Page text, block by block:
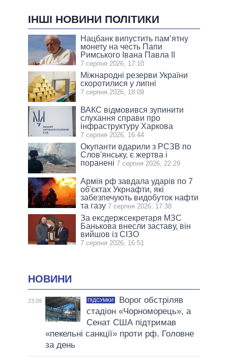
ІНШІ НОВИНИ ПОЛІТИКИ
Нацбанк випустить пам’ятну
монету на честь Папи
Римського Івана Павла II
7 серпня 2026, 17:10
Міжнародні резерви України
скоротилися у липні
7 серпня 2026, 18:09
ВАКС відмовився зупинити
слухання справи про
інфраструктуру Харкова
7 серпня 2026, 16:44
Окупанти вдарили з РСЗВ по
Слов'янську, є жертва і
поранені 7 серпня 2026, 22:29
Армія рф завдала ударів по 7
об'єктах Укрнафти, які
забезпечують видобуток нафти
та газу 7 серпня 2026, 17:38
За ексдержсекретаря МЗС
Банькова внесли заставу, він
вийшов із СІЗО
7 серпня 2026, 16:51
НОВИНИ
23:09 ПІДСУМКИ
Ворог обстріляв
стадіон «Чорноморець», а
Сенат США підтримав
«пекельні санкції» проти рф. Головне
за день